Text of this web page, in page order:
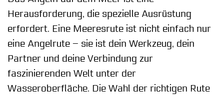
Herausforderung, die spezielle Ausrüstung
erfordert. Eine Meeresrute ist nicht einfach nur
eine Angelrute – sie ist dein Werkzeug, dein
Partner und deine Verbindung zur
faszinierenden Welt unter der
Wasseroberfläche. Die Wahl der richtigen Rute